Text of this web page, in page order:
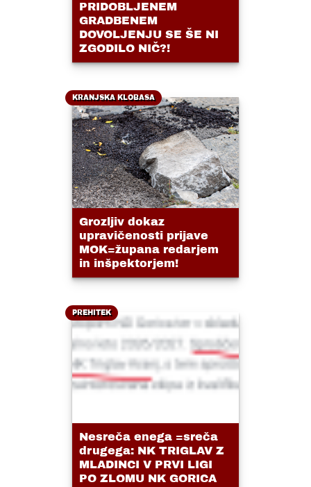
PRIDOBLJENEM
GRADBENEM
DOVOLJENJU SE ŠE NI
ZGODILO NIČ?!
KRANJSKA KLOBASA
Grozljiv dokaz
upravičenosti prijave
MOK=župana redarjem
in inšpektorjem!
PREHITEK
Nesreča enega =sreča
drugega: NK TRIGLAV Z
MLADINCI V PRVI LIGI
PO ZLOMU NK GORICA